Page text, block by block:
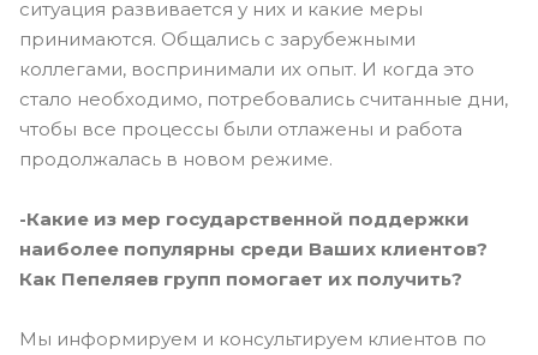
ситуация развивается у них и какие меры
принимаются. Общались с зарубежными
коллегами, воспринимали их опыт. И когда это
стало необходимо, потребовались считанные дни,
чтобы все процессы были отлажены и работа
продолжалась в новом режиме.
-Какие из мер государственной поддержки
наиболее популярны среди Ваших клиентов?
Как Пепеляев групп помогает их получить?
Мы информируем и консультируем клиентов по